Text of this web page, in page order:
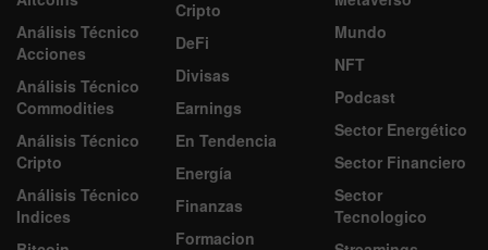
Análisis Técnico
Acciones
Análisis Técnico
Commodities
Análisis Técnico
Cripto
Análisis Técnico
Indices
Cripto
DeFi
Divisas
Earnings
En Tendencia
Energía
Finanzas
Formacion
Mundo
NFT
Podcast
Sector Energético
Sector Financiero
Sector
Tecnologico